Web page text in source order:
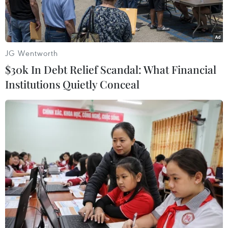
Trong chuyến thăm trụ sở của H&M tại Thụy
Điển, không có chuyên gia trang điểm đi cùng
nhưng cô nàng trông vẫn chẳng bớt xinh chút
nào cả. Công thức của Chi Pu là gì?
JG Wentworth
$30k In Debt Relief Scandal: What Financial
Institutions Quietly Conceal